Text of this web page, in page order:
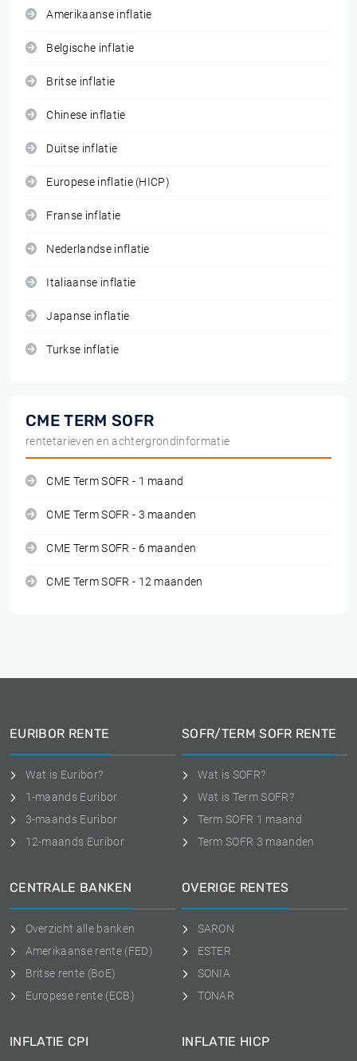
Amerikaanse inflatie
Belgische inflatie
Britse inflatie
Chinese inflatie
Duitse inflatie
Europese inflatie (HICP)
Franse inflatie
Nederlandse inflatie
Italiaanse inflatie
Japanse inflatie
Turkse inflatie
CME TERM SOFR
rentetarieven en achtergrondinformatie
CME Term SOFR - 1 maand
CME Term SOFR - 3 maanden
CME Term SOFR - 6 maanden
CME Term SOFR - 12 maanden
EURIBOR RENTE
Wat is Euribor?
1-maands Euribor
3-maands Euribor
12-maands Euribor
SOFR/TERM SOFR RENTE
Wat is SOFR?
Wat is Term SOFR?
Term SOFR 1 maand
Term SOFR 3 maanden
CENTRALE BANKEN
Overzicht alle banken
Amerikaanse rente (FED)
Britse rente (BoE)
Europese rente (ECB)
OVERIGE RENTES
SARON
ESTER
SONIA
TONAR
INFLATIE CPI INFLATIE HICP